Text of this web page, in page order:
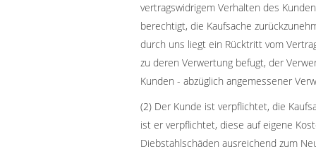
vertragswidrigem Verhalten des
berechtigt, die Kaufsache
durch uns liegt ein Rücktritt vom
zu deren Verwertung befugt, der
Kunden - abzüglich angemessener
(2) Der Kunde ist verpflichtet, die
ist er verpflichtet, diese auf eigene
Diebstahlschäden ausreichend zum